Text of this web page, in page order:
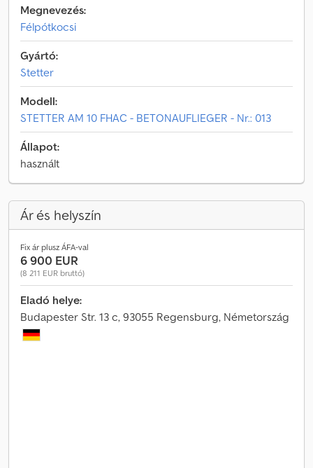
Megnevezés:
Félpótkocsi
Gyártó:
Stetter
Modell:
STETTER AM 10 FHAC - BETONAUFLIEGER - Nr.: 013
Állapot:
használt
Ár és helyszín
Fix ár plusz ÁFA-val
6 900 EUR
(8 211 EUR bruttó)
Eladó helye:
Budapester Str. 13 c, 93055 Regensburg, Németország